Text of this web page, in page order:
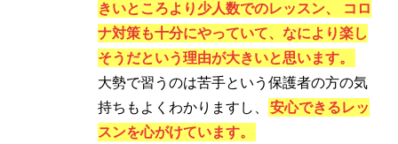
きいところより少人数でのレッスン、 コロ
ナ対策も十分にやっていて、なにより楽し
そうだという理由が大きいと思います。
大勢で習うのは苦手という保護者の方の気
持ちもよくわかりますし、
安心できるレッ
スンを心がけています。